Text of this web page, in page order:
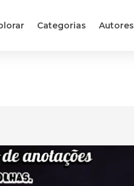
Categorias Autores